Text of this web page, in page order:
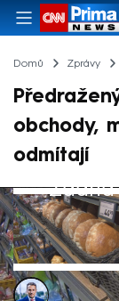
Domů Zprávy
obchody,
odmítají
Žádná
Jan Krejsa